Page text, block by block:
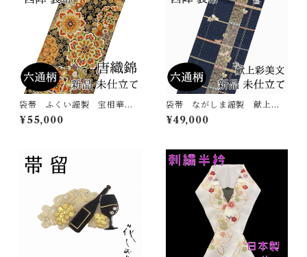
袋帯 ふくい謹製 宝相華
菊唐草 六通柄 唐織錦 西
陣 正絹 日本製 未仕立
¥55,000
袋帯 ながしま謹製 献上彩
美文 六通柄 西陣 正絹
日本製 長嶋成織物 吉祥
¥49,000